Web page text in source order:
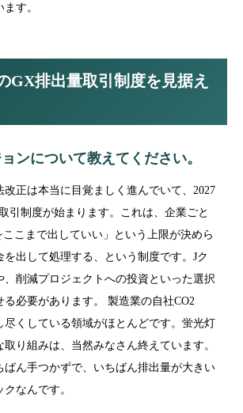
す。
GX排出量取引制度を見据え
ンについて教えてください。
改正は本当に目覚ましく進んでいて、2027
引制度が始まります。これは、企業ごと
ここまで出していい」という上限が決めら
を出して処理する、という制度です。Jク
、削減プロジェクトへの投資といった選択
る必要があります。 製造業の自社CO2
尽くしている領域がほとんどです。蛍光灯
り組みは、当然みなさん終えています。
ばん手つかずで、いちばん排出量が大きい
なんです。